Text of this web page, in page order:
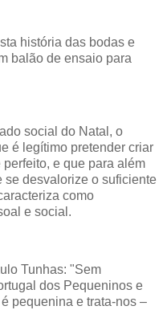
história das bodas e
balão de ensaio para
social do Natal, o
é legítimo pretender criar
e que para além
desvalorize o suficiente
como
e social.
Tunhas: "Sem
dos Pequeninos e
pequenina e trata-nos –